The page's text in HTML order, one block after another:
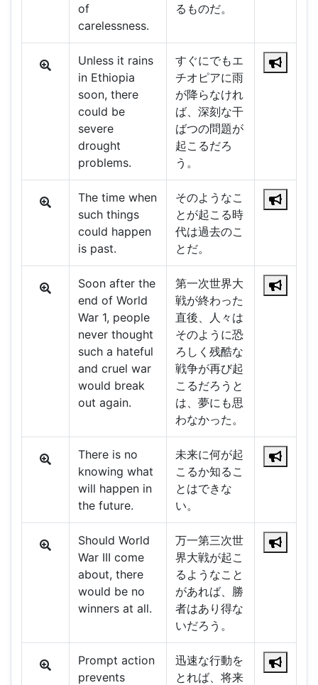
of
carelessness.
るものだ。
Unless it rains
in Ethiopia
soon, there
could be
severe
drought
problems.
すぐにでもエ
チオピアに雨
が降らなけれ
ば、深刻な干
ばつの問題が
起こるだろ
う。
The time when
such things
could happen
is past.
そのようなこ
とが起こる時
代は過去のこ
とだ。
Soon after the
end of World
War 1, people
never thought
such a hateful
and cruel war
would break
out again.
第一次世界大
戦が終わった
直後、人々は
そのように恐
ろしく残酷な
戦争が再び起
こるだろうと
は、夢にも思
わなかった。
There is no
knowing what
will happen in
the future.
未来に何が起
こるか知るこ
とはできな
い。
Should World
War III come
about, there
would be no
winners at all.
万一第三次世
界大戦が起こ
るようなこと
があれば、勝
者はあり得な
いだろう。
Prompt action
prevents
迅速な行動を
とれば、将来